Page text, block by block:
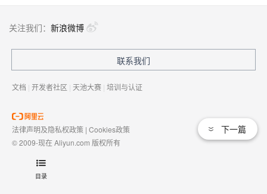
目录
下一篇
关注我们： 新浪微博
联系我们
文档 | 开发者社区 | 天池大赛 | 培训与认证
法律声明及隐私权政策 | Cookies政策
© 2009-现在 Aliyun.com 版权所有
域名注册服务机构许可：